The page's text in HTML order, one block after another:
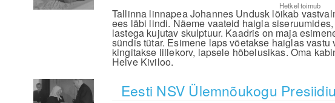
Hetkel toimub
Tallinna linnapea Johannes Undusk lõikab
ees läbi lindi. Näeme vaateid haigla
lastega kujutav skulptuur. Kaadris on maja
sündis tütar. Esimene laps võetakse haiglas
kingitakse lillekorv, lapsele hõbelusikas. Oma
Helve Kiviloo.
Eesti NSV Ülemnõukogu